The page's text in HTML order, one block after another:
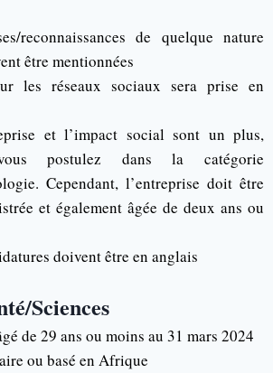
reconnaissances de quelque nature
être mentionnées
les réseaux sociaux sera prise en
et l’impact social sont un plus,
postulez dans la catégorie
Cependant, l’entreprise doit être
et également âgée de deux ans ou
doivent être en anglais
Sciences
de 29 ans ou moins au 31 mars 2024
ou basé en Afrique